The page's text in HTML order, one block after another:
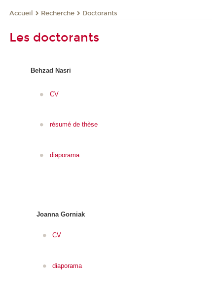
Accueil Recherche Doctorants
Les doctorants
Behzad Nasri
CV
résumé de thèse
diaporama
Joanna Gorniak
CV
diaporama